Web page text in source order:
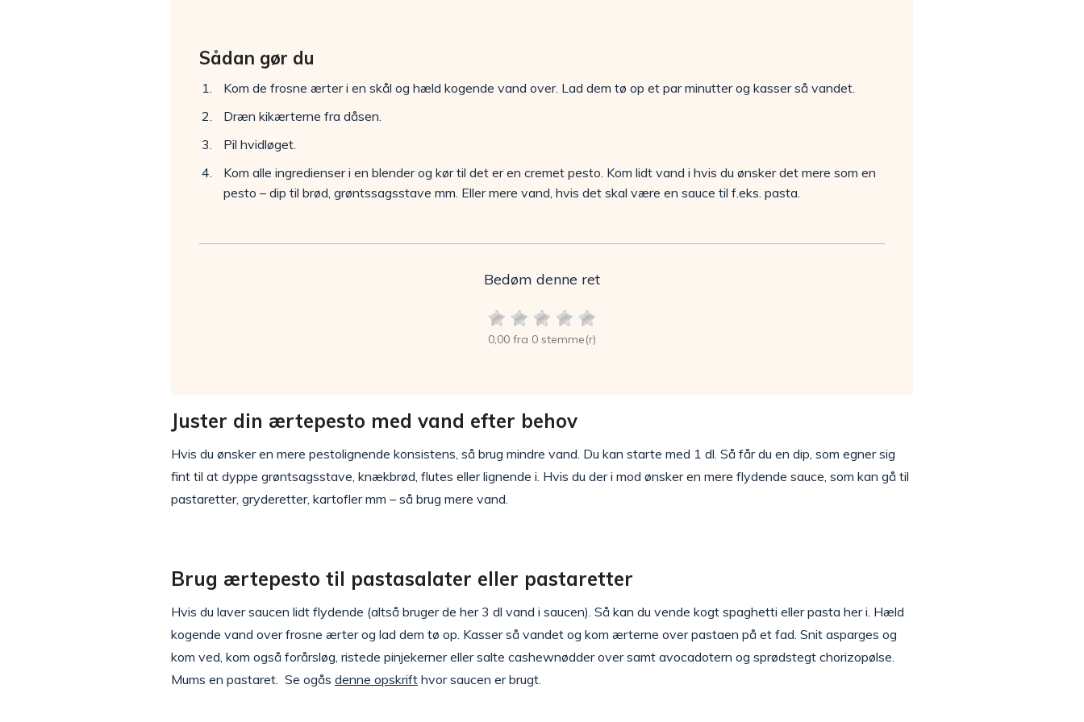
Sådan gør du
Kom de frosne ærter i en skål og hæld kogende vand over. Lad dem tø op et par minutter og kasser så vandet.
Dræn kikærterne fra dåsen.
Pil hvidløget.
Kom alle ingredienser i en blender og kør til det er en cremet pesto. Kom lidt vand i hvis du ønsker det mere som en
pesto – dip til brød, grøntssagsstave mm. Eller mere vand, hvis det skal være en sauce til f.eks. pasta.
Bedøm denne ret
0,00 fra 0 stemme(r)
Juster din ærtepesto med vand efter behov
Hvis du ønsker en mere pestolignende konsistens, så brug mindre vand. Du kan starte med 1 dl. Så får du en dip, som egner sig
fint til at dyppe grøntsagsstave, knækbrød, flutes eller lignende i. Hvis du der i mod ønsker en mere flydende sauce, som kan gå til
pastaretter, gryderetter, kartofler mm – så brug mere vand.
Brug ærtepesto til pastasalater eller pastaretter
Hvis du laver saucen lidt flydende (altså bruger de her 3 dl vand i saucen). Så kan du vende kogt spaghetti eller pasta her i. Hæld
kogende vand over frosne ærter og lad dem tø op. Kasser så vandet og kom ærterne over pastaen på et fad. Snit asparges og
kom ved, kom også forårsløg, ristede pinjekerner eller salte cashewnødder over samt avocadotern og sprødstegt chorizopølse.
Mums en pastaret. Se ogås denne opskrift hvor saucen er brugt.